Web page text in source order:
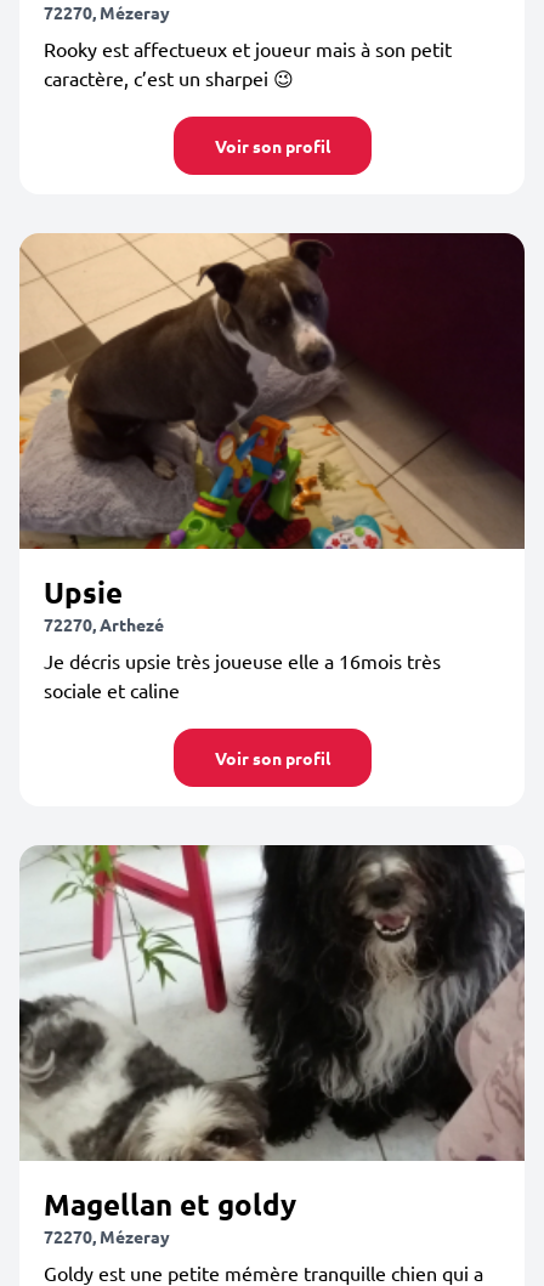
72270, Mézeray
Rooky est affectueux et joueur mais à son petit
caractère, c’est un sharpei 😉
Voir son profil
Upsie
72270, Arthezé
Je décris upsie très joueuse elle a 16mois très
sociale et caline
Voir son profil
Magellan et goldy
72270, Mézeray
Goldy est une petite mémère tranquille chien qui a